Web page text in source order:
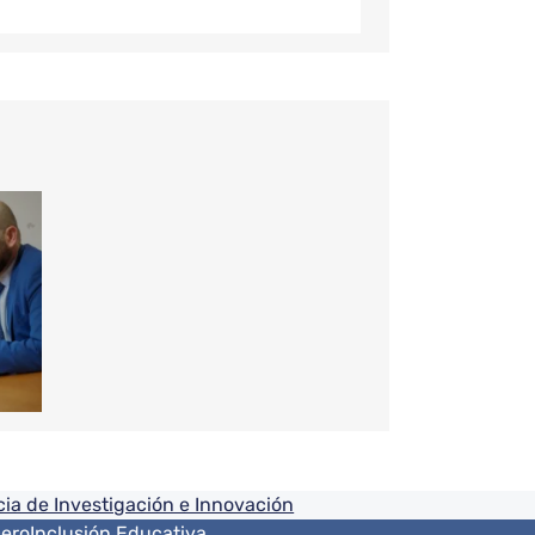
de Investigación e Innovación